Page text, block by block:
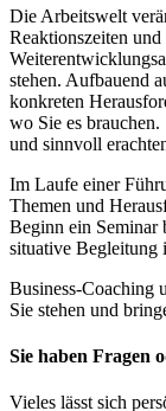
Die Arbeitswelt
Reaktionszeiten
stehen. Aufbauend
konkreten
wo Sie es
und sinnvoll
Im Laufe einer
Themen und
Beginn ein Seminar
situative Begleitung
Business-Coaching
Sie stehen und
Sie haben Fragen
Vieles lässt sich